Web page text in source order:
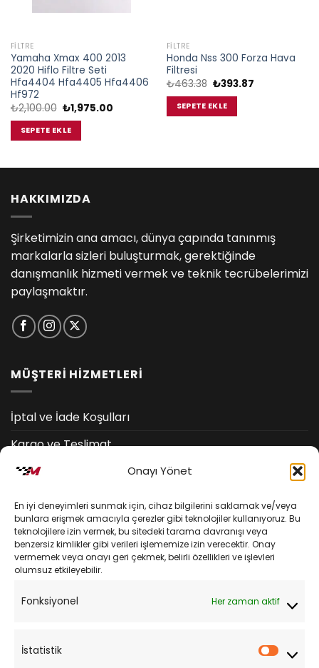
Onayı Yönet
En iyi deneyimleri sunmak için, cihaz bilgilerini saklamak ve/veya
bunlara erişmek amacıyla çerezler gibi teknolojiler kullanıyoruz. Bu
teknolojilere izin vermek, bu sitedeki tarama davranışı veya
benzersiz kimlikler gibi verileri işlememize izin verecektir. Onay
vermemek veya onayı geri çekmek, belirli özellikleri ve işlevleri
olumsuz etkileyebilir.
Fonksiyonel Her zaman aktif
İstatistik
FILTRE
Yamaha Xmax 400 2013
2020 Hiflo Filtre Seti
Hfa4404 Hfa4405 Hfa4406
Hf972
₺2,100.00 Orijinal
fiyat:
₺2,100.00.
₺1,975.00Şu
SEPETE EKLE
FILTRE
Honda Nss 300 Forza Hava
Filtresi
₺463.38 Orijinal
₺463.38.
₺393.87Şu
SEPETE EKLE
HAKKIMIZDA
Şirketimizin ana amacı, dünya çapında tanınmış
markalarla sizleri buluşturmak, gerektiğinde
danışmanlık hizmeti vermek ve teknik tecrübelerimizi
paylaşmaktır.
MÜŞTERİ HİZMETLERİ
İptal ve İade Koşulları
Kargo ve Teslimat
Kişisel Verilerin Korunması
Mesafeli Satış Sözleşmesi
YARDIM
Sipariş Takibi